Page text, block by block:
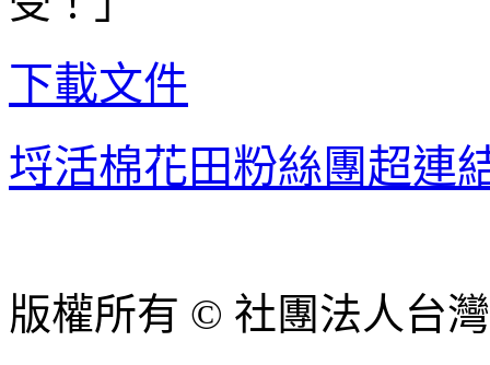
下載文件
埒活棉花田粉絲團超連
版權所有 © 社團法人台